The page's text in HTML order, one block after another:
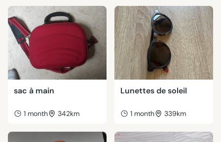
sac à main
1 month 342km
Lunettes de soleil
1 month 339km